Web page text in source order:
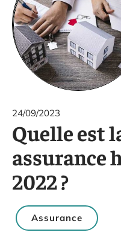
24/09/2023
Quelle est
assurance
2022 ?
Assurance